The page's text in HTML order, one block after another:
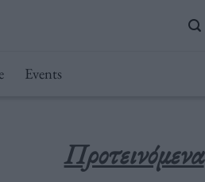
Events
Προτεινόμενα